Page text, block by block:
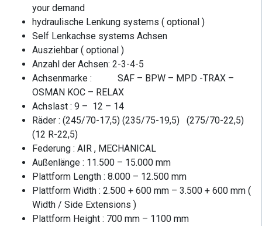
your demand
hydraulische Lenkung systems ( optional )
Self Lenkachse systems Achsen
Ausziehbar ( optional )
Anzahl der Achsen: 2-3-4-5
Achsenmarke : SAF – BPW – MPD -TRAX –
OSMAN KOC – RELAX
Achslast : 9 – 12 – 14
Räder : (245/70-17,5) (235/75-19,5) (275/70-22,5)
(12 R-22,5)
Federung : AIR , MECHANICAL
Außenlänge : 11.500 – 15.000 mm
Plattform Length : 8.000 – 12.500 mm
Plattform Width : 2.500 + 600 mm – 3.500 + 600 mm (
Width / Side Extensions )
Plattform Height : 700 mm – 1100 mm